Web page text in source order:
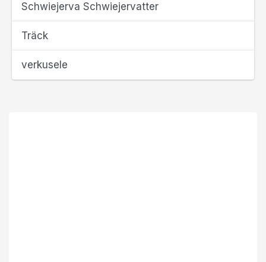
Schwiejerva Schwiejervatter
Träck
verkusele